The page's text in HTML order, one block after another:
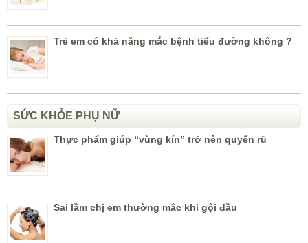
Trẻ em có khả năng mắc bệnh tiểu đường không ?
SỨC KHỎE PHỤ NỮ
Thực phẩm giúp “vùng kín” trở nên quyến rũ
Sai lầm chị em thường mắc khi gội đầu